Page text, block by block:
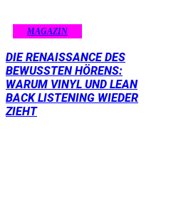
MAGAZIN
DIE RENAISSANCE DES
BEWUSSTEN HÖRENS:
WARUM VINYL UND LEAN
BACK LISTENING WIEDER
ZIEHT